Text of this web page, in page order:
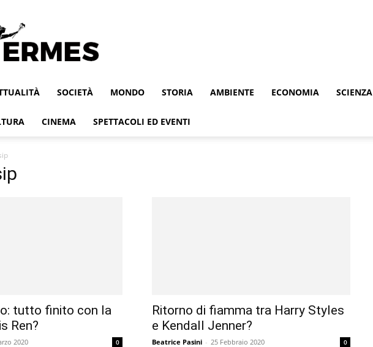
SOCIETÀ MONDO STORIA AMBIENTE ECONOMIA SCIENZA
CINEMA SPETTACOLI ED EVENTI
tutto finito con la
Ren?
2020 0
Ritorno di fiamma tra Harry Styles
e Kendall Jenner?
Beatrice Pasini - 25 Febbraio 2020 0